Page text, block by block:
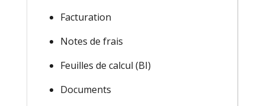
Facturation
Notes de frais
Feuilles de calcul (BI)
Documents